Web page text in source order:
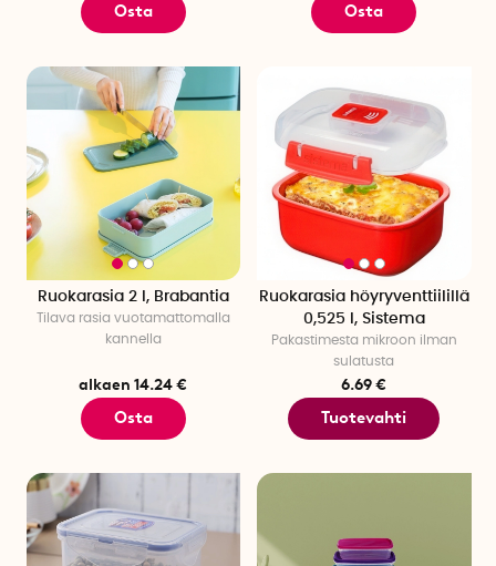
Osta Osta
Ruokarasia 2 l, Brabantia
Tilava rasia vuotamattomalla
kannella
alkaen 14.24 €
Osta
Ruokarasia höyryventtiilillä
0,525 l, Sistema
Pakastimesta mikroon ilman
sulatusta
6.69 €
Tuotevahti